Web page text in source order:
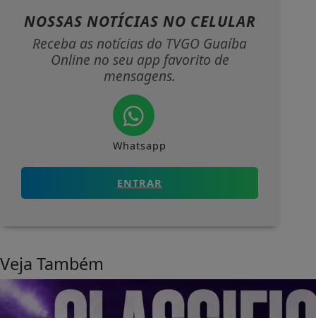
NOSSAS NOTÍCIAS NO CELULAR
Receba as notícias do TVGO Guaíba
Online no seu app favorito de
mensagens.
Whatsapp
ENTRAR
Veja Também